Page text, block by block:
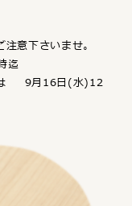
意下さいませ。
迄
は 9月16日(水)12